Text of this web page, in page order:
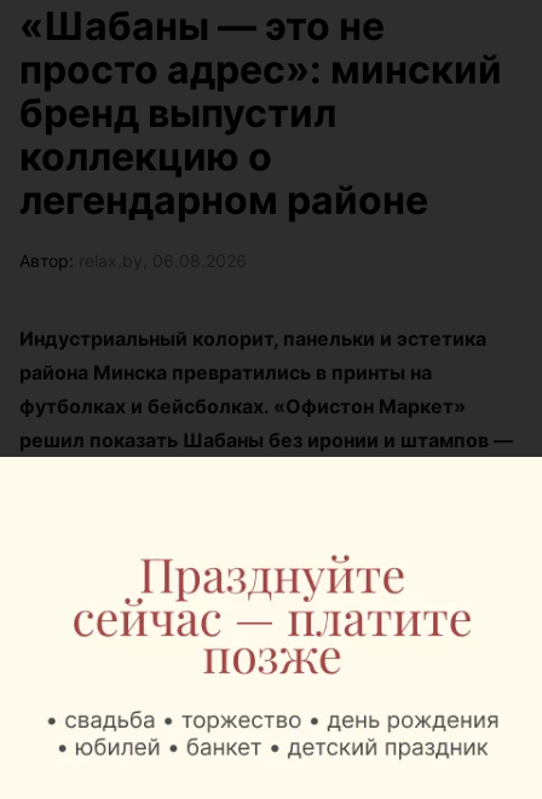
«Шабаны — это не
просто адрес»: минский
бренд выпустил
коллекцию о
легендарном районе
Автор:
Индустриальный колорит, панельки и эстетика
района Минска превратились в принты на
футболках и бейсболках. «Офистон Маркет»
решил показать Шабаны без иронии и штампов —